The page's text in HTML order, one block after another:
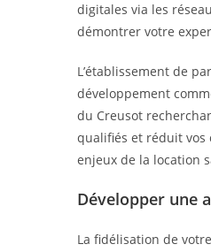
digitales via les
démontrer votre
L’établissement de
développement
du Creusot
qualifiés et réduit vos
enjeux de la location
Développer une
La fidélisation de